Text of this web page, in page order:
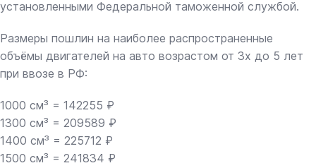
установленными Федеральной таможенной службой.
Размеры пошлин на наиболее распространенные
объёмы двигателей на авто возрастом от 3х до 5 лет
при ввозе в РФ:
1000 см³ = 142255 ₽
1300 см³ = 209589 ₽
1400 см³ = 225712 ₽
1500 см³ = 241834 ₽